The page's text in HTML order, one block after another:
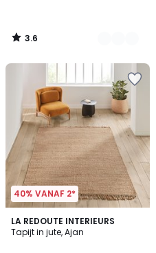
3.6
/
40% VANAF 2*
LA REDOUTE INTERIEURS
Tapijt in jute, Ajan
4.3
/ 5